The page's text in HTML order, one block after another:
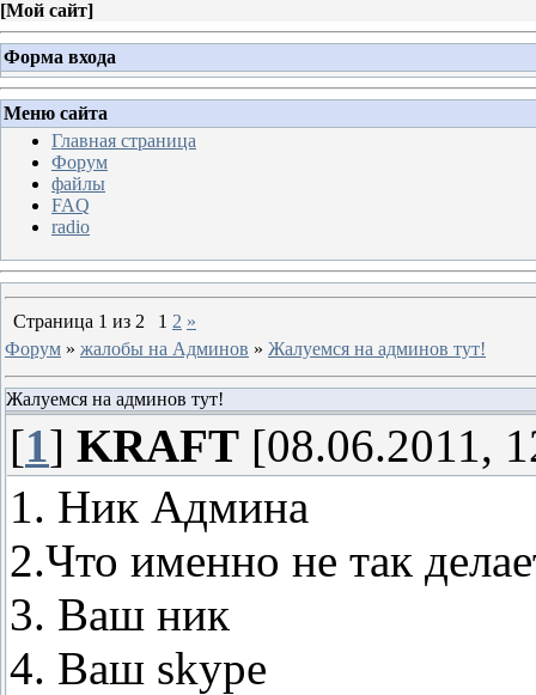
[Мой сайт]
Форма входа
Меню сайта
Главная страница
Форум
файлы
FAQ
radio
Страница 1 из 2 1 2 »
Форум » жалобы на Админов » Жалуемся на админов тут!
Жалуемся на админов тут!
[1] KRAFT [08.06.2011,
1. Ник Админа
2.Что именно не так
3. Ваш ник
4. Ваш skype